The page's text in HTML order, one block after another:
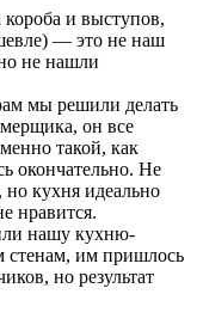
короба и выступов,
— это не наш
не нашли
мы решили делать
он все
такой, как
окончательно. Не
кухня идеально
нравится.
нашу кухню-
стенам, им пришлось
но результат